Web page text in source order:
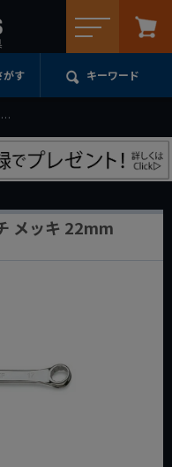
がす キーワード
メッキ 22mm